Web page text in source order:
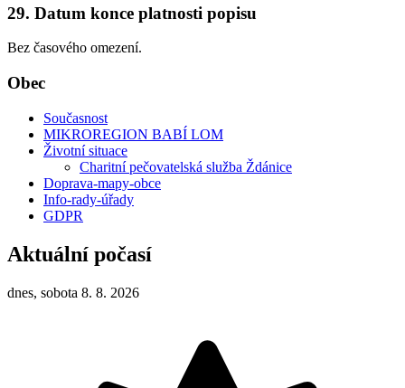
29. Datum konce platnosti popisu
Bez časového omezení.
Obec
Současnost
MIKROREGION BABÍ LOM
Životní situace
Charitní pečovatelská služba Ždánice
Doprava-mapy-obce
Info-rady-úřady
GDPR
Aktuální počasí
dnes, sobota 8. 8. 2026